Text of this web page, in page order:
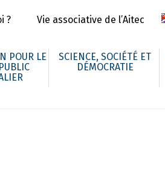
? Vie associative de l’Aitec
POUR LE
SCIENCE, SOCIÉTÉ ET
DÉMOCRATIE